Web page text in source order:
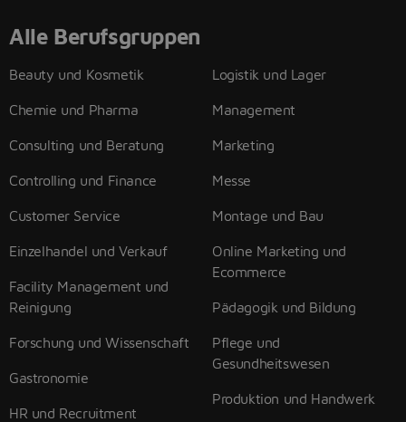
Alle Berufsgruppen
Beauty und Kosmetik
Chemie und Pharma
Consulting und Beratung
Controlling und Finance
Customer Service
Einzelhandel und Verkauf
Facility Management und
Reinigung
Forschung und Wissenschaft
Gastronomie
HR und Recruitment
Logistik und Lager
Management
Marketing
Messe
Montage und Bau
Online Marketing und
Ecommerce
Pädagogik und Bildung
Pflege und
Gesundheitswesen
Produktion und Handwerk